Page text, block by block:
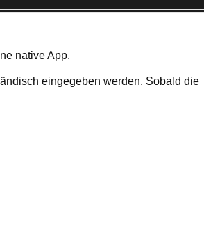
native App.
eingegeben werden. Sobald die